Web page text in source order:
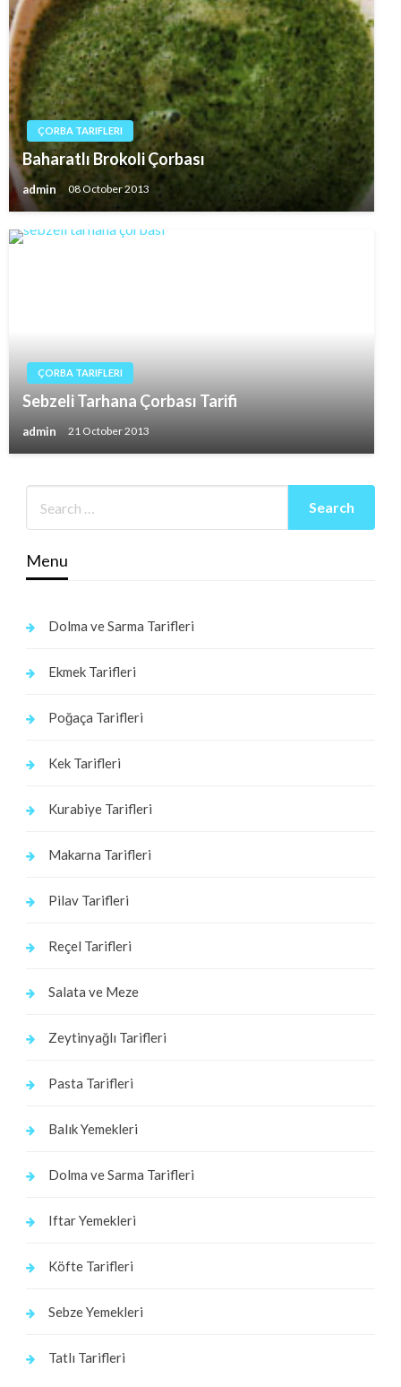
ÇORBA TARIFLERI
Baharatlı Brokoli Çorbası
admin 08 October 2013
ÇORBA TARIFLERI
Sebzeli Tarhana Çorbası Tarifi
admin 21 October 2013
Menu
Dolma ve Sarma Tarifleri
Ekmek Tarifleri
Poğaça Tarifleri
Kek Tarifleri
Kurabiye Tarifleri
Makarna Tarifleri
Pilav Tarifleri
Reçel Tarifleri
Salata ve Meze
Zeytinyağlı Tarifleri
Pasta Tarifleri
Balık Yemekleri
Dolma ve Sarma Tarifleri
Iftar Yemekleri
Köfte Tarifleri
Sebze Yemekleri
Tatlı Tarifleri